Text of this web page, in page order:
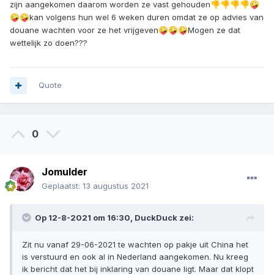
zijn aangekomen daarom worden ze vast gehouden👎👎👎👎🤪
🤪🤪kan volgens hun wel 6 weken duren omdat ze op advies van
douane wachten voor ze het vrijgeven🤪🤪🤪Mogen ze dat
wettelijk zo doen???
Quote
0
Jomulder
Geplaatst: 13 augustus 2021
Op 12-8-2021 om 16:30, DuckDuck zei:
Zit nu vanaf 29-06-2021 te wachten op pakje uit China het
is verstuurd en ook al in Nederland aangekomen. Nu kreeg
ik bericht dat het bij inklaring van douane ligt. Maar dat klopt